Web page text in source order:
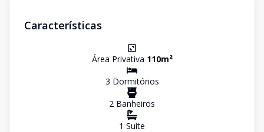
Características
Área Privativa 110m²
3 Dormitórios
2 Banheiros
1 Suíte